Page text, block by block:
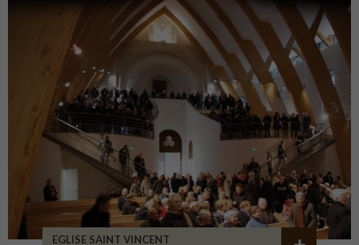
EGLISE SAINT VINCENT